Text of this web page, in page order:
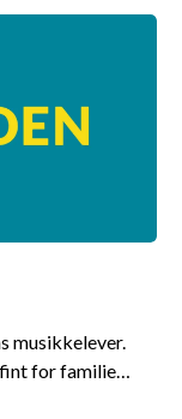
musikkelever.
for familie…